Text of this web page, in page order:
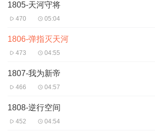
1805-天河守将
470 05:04
1806-弹指灭天河
473 04:55
1807-我为新帝
466 04:57
1808-逆行空间
452 04:54